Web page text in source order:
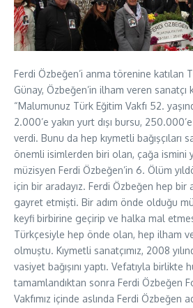
Ferdi Özbeğen’i anma törenine katılan
Günay, Özbeğen’in ilham veren
“Malumunuz Türk Eğitim Vakfı 52.
2.000’e yakın yurt dışı bursu,
verdi. Bunu da hep kıymetli bağışçıları
önemli isimlerden biri olan, çağa ismini
müzisyen Ferdi Özbeğen’in 6. Ölüm
için bir aradayız. Ferdi Özbeğen hep bir
gayret etmişti. Bir adım önde olduğu
keyfi birbirine geçirip ve halka mal
Türkçesiyle hep önde olan, hep ilham
olmuştu. Kıymetli sanatçımız, 2008
vasiyet bağışını yaptı. Vefatıyla birlikte
tamamlandıktan sonra Ferdi Özbeğen
Vakfımız içinde aslında Ferdi Özbeğen